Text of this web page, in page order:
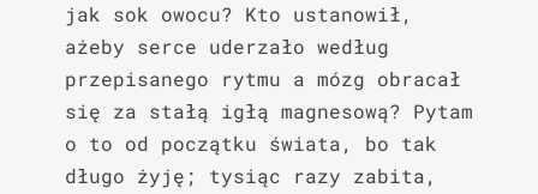
jak sok owocu? Kto ustanowił,
ażeby serce uderzało według
przepisanego rytmu a mózg obracał
się za stałą igłą magnesową? Pytam
o to od początku świata, bo tak
długo żyję; tysiąc razy zabita,